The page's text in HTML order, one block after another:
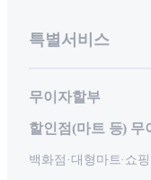
특별서비스
무이자할부
할인점(마트 등) 무
백화점·대형마트·쇼